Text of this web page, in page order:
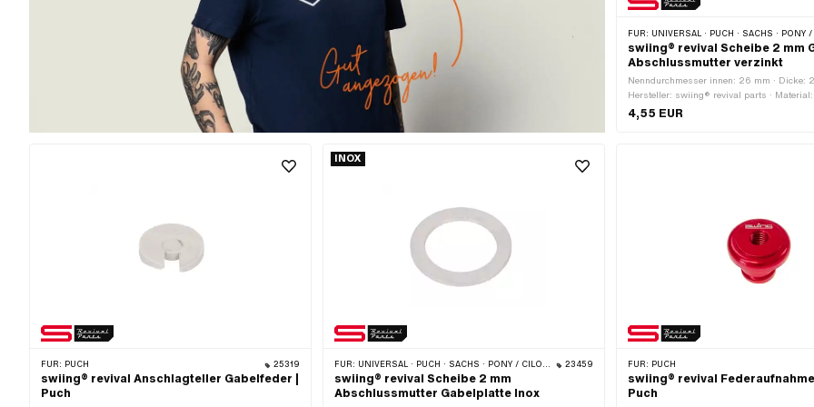
FÜR: UNIVERSAL · PUCH · SACHS · PONY / CILO (BETA 521 & 512) · PIAGGIO · ZÜNDAPP
swiing® revival Scheibe 2 mm
Abschlussmutter verzinkt
Nenndurchmesser innen: 26 mm · Dicke:
Hersteller: swiing® revival parts ·
aussen: 37 mm · Nenndurchmesser
innen: 26.3 mm · Oberfläche: verzinkt (blau)
4,55 EUR
FÜR: PUCH 25319
swiing® revival Anschlagteller Gabelfeder |
Puch
INOX
FÜR: UNIVERSAL · PUCH · SACHS · PONY / CILO (BETA 521 & 512) · PIAGGIO · ZÜNDAPP BELMONDO · TOMOS 23459
swiing® revival Scheibe 2 mm
Abschlussmutter Gabelplatte Inox
FÜR: PUCH
swiing® revival Federaufnahme
Puch